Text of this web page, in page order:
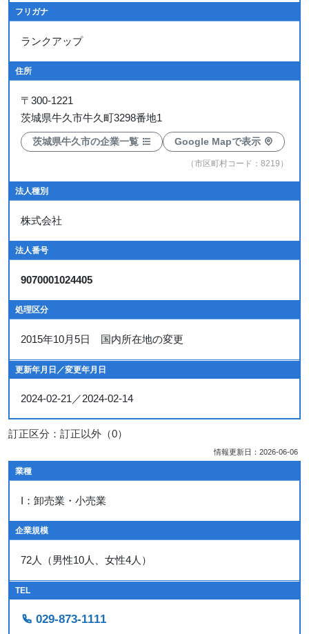
フリガナ
ランクアップ
住所
〒 300-1221
茨城県牛久市牛久町3298番地1
茨城県牛久市の企業一覧 Google Mapで表示
（市区町村コード：8219）
法人種別
株式会社
法人番号
9070001024405
処理区分
2015年10月5日 国内所在地の変更
更新年月日／変更年月日
2024-02-21／2024-02-14
訂正区分：訂正以外（0）
情報更新日：2026-06-06
業種
I：卸売業・小売業
企業規模
72人（男性10人、女性4人）
TEL
029-873-1111